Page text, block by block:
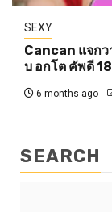
SEXY
Cancan แจก
บ อกโต คัพดี
6 months ago
SEARCH